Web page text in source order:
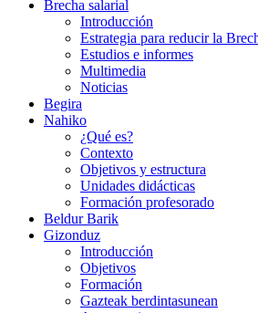
Brecha salarial
Introducción
Estrategia para reducir la
Estudios e informes
Multimedia
Noticias
Begira
Nahiko
¿Qué es?
Contexto
Objetivos y estructura
Unidades didácticas
Formación profesorado
Beldur Barik
Gizonduz
Introducción
Objetivos
Formación
Gazteak berdintasunean